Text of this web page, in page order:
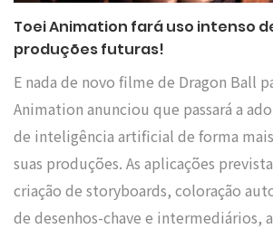
Toei Animation fará uso intenso
produções futuras!
E nada de novo filme de Dragon Ball
Animation anunciou que passará a
de inteligência artificial de forma
suas produções. As aplicações
criação de storyboards, coloração
de desenhos-chave e intermediários,